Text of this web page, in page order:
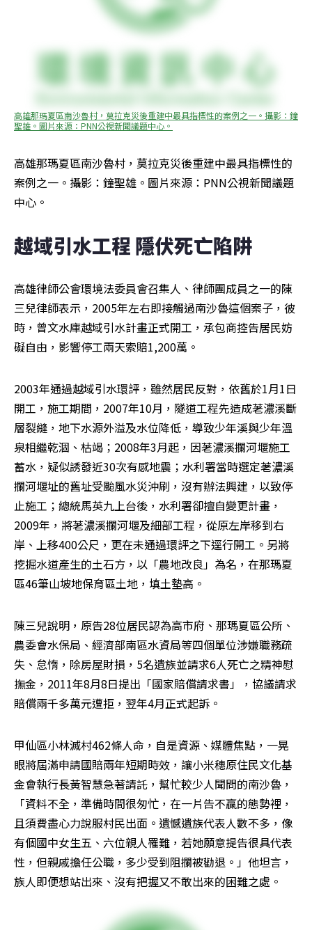
高雄那瑪夏區南沙魯村，莫拉克災後重建中最具指標性的案例之一。攝影：鐘
聖雄。圖片來源：PNN公視新聞議題中心。
高雄那瑪夏區南沙魯村，莫拉克災後重建中最具指標性的
案例之一。攝影：鐘聖雄。圖片來源：PNN公視新聞議題
中心。
越域引水工程 隱伏死亡陷阱
高雄律師公會環境法委員會召集人、律師團成員之一的陳
三兒律師表示，2005年左右即接觸過南沙魯這個案子，彼
時，曾文水庫越域引水計畫正式開工，承包商控告居民妨
礙自由，影響停工兩天索賠1,200萬。
2003年通過越域引水環評，雖然居民反對，依舊於1月1日
開工，施工期間，2007年10月，隧道工程先造成荖濃溪斷
層裂縫，地下水源外溢及水位降低，導致少年溪與少年溫
泉相繼乾涸、枯竭；2008年3月起，因荖濃溪攔河堰施工
蓄水，疑似誘發近30次有感地震；水利署當時選定荖濃溪
攔河堰址的舊址受颱風水災沖刷，沒有辦法興建，以致停
止施工；總統馬英九上台後，水利署卻擅自變更計畫，
2009年，將荖濃溪攔河堰及細部工程，從原左岸移到右
岸、上移400公尺，更在未通過環評之下逕行開工。另將
挖掘水道產生的土石方，以「農地改良」為名，在那瑪夏
區46筆山坡地保育區土地，填土墊高。
陳三兒說明，原告28位居民認為高市府、那瑪夏區公所、
農委會水保局、經濟部南區水資局等四個單位涉嫌職務疏
失、怠惰，除房屋財損，5名遺族並請求6人死亡之精神慰
撫金，2011年8月8日提出「國家賠償請求書」，協議請求
賠償兩千多萬元遭拒，翌年4月正式起訴。
甲仙區小林滅村462條人命，自是資源、媒體焦點，一晃
眼將屆滿申請國賠兩年短期時效，讓小米穗原住民文化基
金會執行長黃智慧急著請託，幫忙較少人聞問的南沙魯，
「資料不全，準備時間很匆忙，在一片告不贏的態勢裡，
且須費盡心力說服村民出面。遺憾遺族代表人數不多，像
有個國中女生五、六位親人罹難，若她願意提告很具代表
性，但親戚擔任公職，多少受到阻攔被勸退。」他坦言，
族人即便想站出來、沒有把握又不敢出來的困難之處。